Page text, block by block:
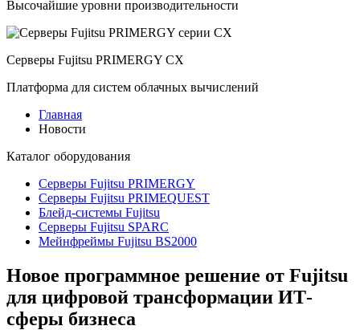
Высочайшие уровни производительности
Серверы Fujitsu PRIMERGY CX
Платформа для систем облачных вычислений
Главная
Новости
Каталог оборудования
Серверы Fujitsu PRIMERGY
Серверы Fujitsu PRIMEQUEST
Блейд-системы Fujitsu
Серверы Fujitsu SPARC
Мейнфреймы Fujitsu BS2000
Новое программное решение от Fujitsu
для цифровой трансформации ИТ-
сферы бизнеса